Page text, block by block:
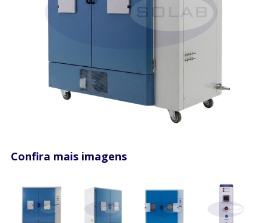
Confira mais imagens